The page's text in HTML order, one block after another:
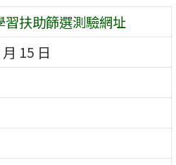
習扶助篩選測驗網址
15 日